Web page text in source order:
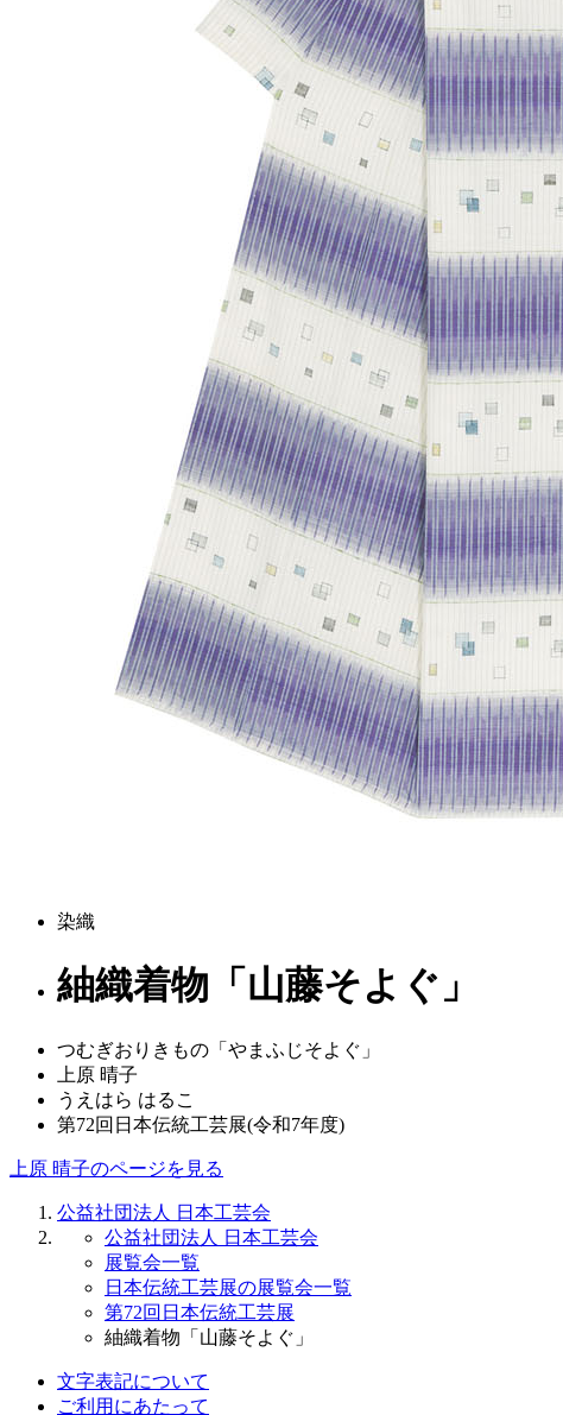
染織
紬織着物「山藤そよぐ」
つむぎおりきもの「やまふじそよぐ」
上原 晴子
うえはら はるこ
第72回日本伝統工芸展(令和7年度)
上原 晴子のページを見る
公益社団法人 日本工芸会
公益社団法人 日本工芸会
展覧会一覧
日本伝統工芸展の展覧会一覧
第72回日本伝統工芸展
紬織着物「山藤そよぐ」
文字表記について
ご利用にあたって